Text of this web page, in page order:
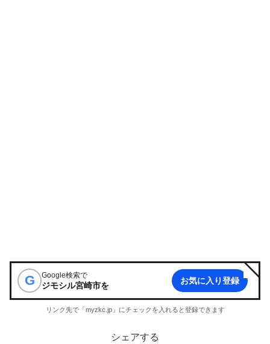
G Google検索で
ジモシル宮崎市を お気に入り登録
リンク先で「myzkc.jp」にチェックを入れると登録できます
シェアする